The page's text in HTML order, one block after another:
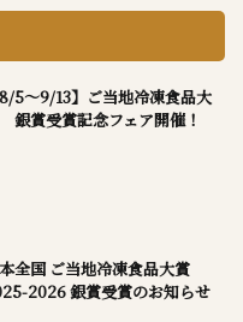
8/5～9/13】ご当地冷凍食品大
賞受賞記念フェア開催！
全国 ご当地冷凍食品大賞
2026 銀賞受賞のお知らせ